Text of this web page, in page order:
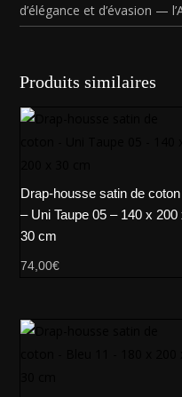
d’élégance et d’évasion —
Produits similaires
Drap-housse satin de coton
– Uni Taupe 05 – 140 x 200
30 cm
74,00€